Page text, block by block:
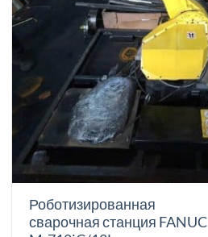
Роботизированная
сварочная станция FANUC